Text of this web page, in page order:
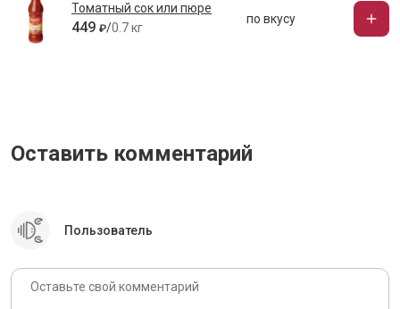
Томатный сок или пюре
449 ₽/0.7 кг
по вкусу
Оставить комментарий
Пользователь